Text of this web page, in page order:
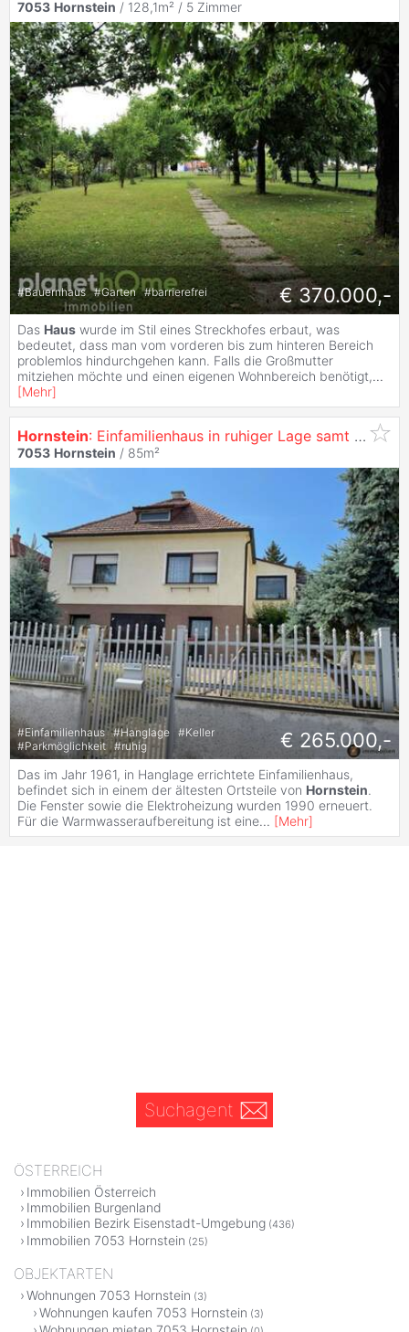
7053 Hornstein / 128,1m² / 5 Zimmer
#Bauernhaus #Garten #barrierefrei € 370.000,-
Das Haus wurde im Stil eines Streckhofes erbaut, was
bedeutet, dass man vom vorderen bis zum hinteren Bereich
problemlos hindurchgehen kann. Falls die Großmutter
mitziehen möchte und einen eigenen Wohnbereich benötigt,...
[Mehr]
Hornstein: Einfamilienhaus in ruhiger Lage samt 2. Grundstück
7053 Hornstein / 85m²
#Einfamilienhaus #Hanglage #Keller
#Parkmöglichkeit #ruhig € 265.000,-
Das im Jahr 1961, in Hanglage errichtete Einfamilienhaus,
befindet sich in einem der ältesten Ortsteile von Hornstein.
Die Fenster sowie die Elektroheizung wurden 1990 erneuert.
Für die Warmwasseraufbereitung ist eine... [Mehr]
Suchagent
ÖSTERREICH
Immobilien Österreich
Immobilien Burgenland
Immobilien Bezirk Eisenstadt-Umgebung (436)
Immobilien 7053 Hornstein (25)
OBJEKTARTEN
Wohnungen 7053 Hornstein (3)
Wohnungen kaufen 7053 Hornstein (3)